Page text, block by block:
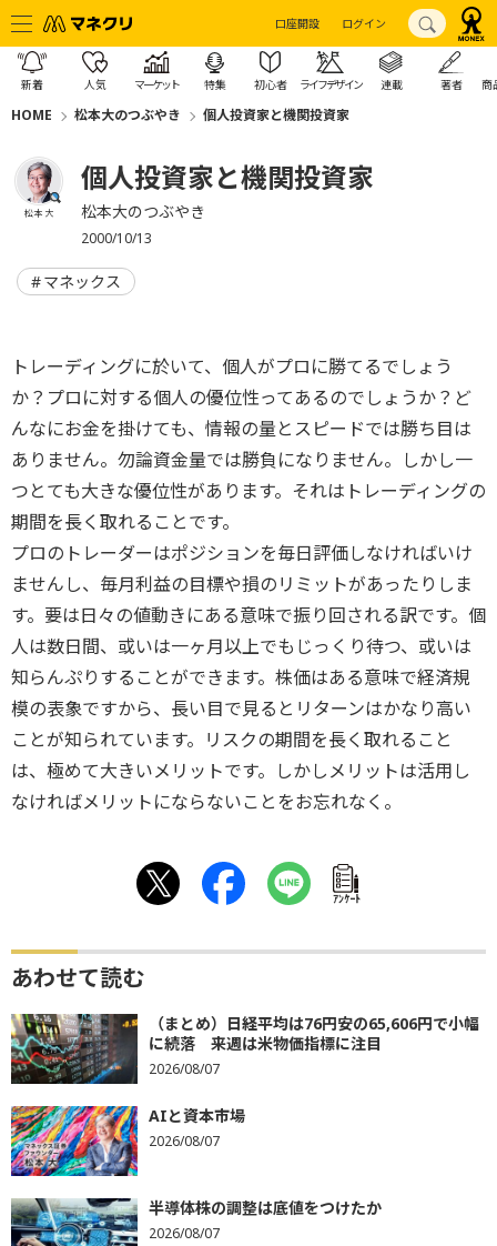
口座開設 ログイン
新着 人気 マーケット 特集 初心者 ライフデザイン 連載 著者 商
HOME 松本大のつぶやき 個人投資家と機関投資家
松本 大
個人投資家と機関投資家
松本大のつぶやき
2000/10/13
マネックス
トレーディングに於いて、個人がプロに勝てるでしょう
か？プロに対する個人の優位性ってあるのでしょうか？ど
んなにお金を掛けても、情報の量とスピードでは勝ち目は
ありません。勿論資金量では勝負になりません。しかし一
つとても大きな優位性があります。それはトレーディングの
期間を長く取れることです。
プロのトレーダーはポジションを毎日評価しなければいけ
ませんし、毎月利益の目標や損のリミットがあったりしま
す。要は日々の値動きにある意味で振り回される訳です。個
人は数日間、或いは一ヶ月以上でもじっくり待つ、或いは
知らんぷりすることができます。株価はある意味で経済規
模の表象ですから、長い目で見るとリターンはかなり高い
ことが知られています。リスクの期間を長く取れること
は、極めて大きいメリットです。しかしメリットは活用し
なければメリットにならないことをお忘れなく。
ｱﾝｹｰﾄ
あわせて読む
（まとめ）日経平均は76円安の65,606円で小幅
に続落 来週は米物価指標に注目
2026/08/07
AIと資本市場
2026/08/07
半導体株の調整は底値をつけたか
2026/08/07